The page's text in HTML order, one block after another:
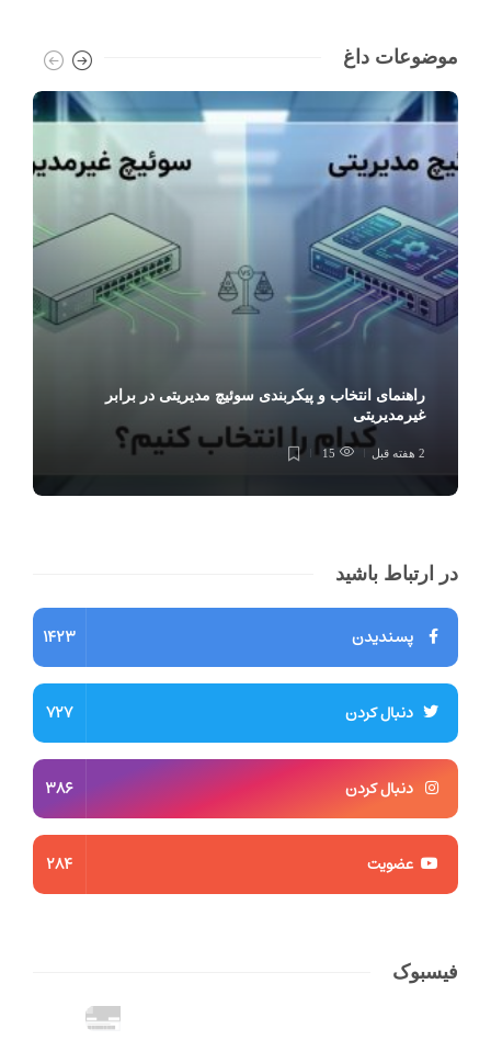
موضوعات داغ
راهنمای انتخاب و پیکربندی سوئیچ مدیریتی در برابر
غیرمدیریتی
2 هفته قبل 15
در ارتباط باشید
پسندیدن 1423
دنبال کردن 727
دنبال کردن 386
عضویت 284
فیسبوک